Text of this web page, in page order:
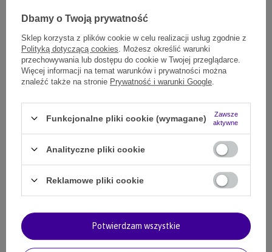
8,00 zł (Zniżka 6%)
7,52 zł
752pkt.
Dbamy o Twoją prywatność
Sklep korzysta z plików cookie w celu realizacji usług zgodnie z
Polityką dotyczącą cookies . Możesz określić warunki
przechowywania lub dostępu do cookie w Twojej przeglądarce.
Więcej informacji na temat warunków i prywatności można
znaleźć także na stronie Prywatność i warunki Google
Funkcjonalne pliki cookie (wymagane)
Zawsze
aktywne
Analityczne pliki cookie
Reklamowe pliki cookie
Potwierdzam wszystkie